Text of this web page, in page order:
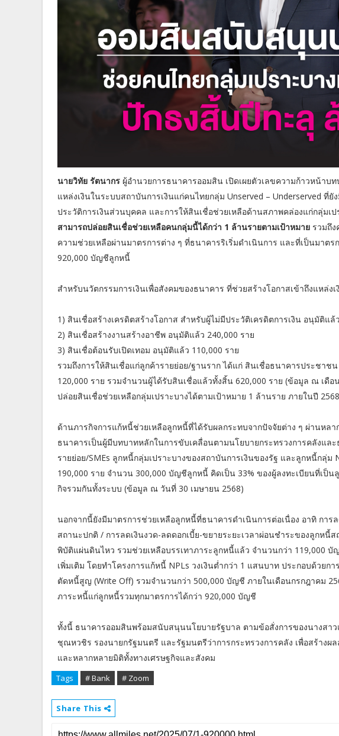
นายวิทัย รัตนากร ผู้อำนวยการธนาคารออมสิน เปิดเผยตัวเลขความก้าวหน้าบ
แหล่งเงินในระบบสถาบันการเงินแก่คนไทยกลุ่ม Unserved – Underserved ที่
ประวัติการเงินส่วนบุคคล และการให้สินเชื่อช่วยเหลือด้านสภาพคล่องแก่กลุ่มเป
สามารถปล่อยสินเชื่อช่วยเหลือคนกลุ่มนี้ได้กว่า 1 ล้านรายตามเป้าหมาย รวมถึ
ความช่วยเหลือผ่านมาตรการต่าง ๆ ที่ธนาคารริเริ่มดำเนินการ และที่เป็นมาต
920,000 บัญชีลูกหนี้
สำหรับนวัตกรรมการเงินเพื่อสังคมของธนาคาร ที่ช่วยสร้างโอกาสเข้าถึงแหล่ง
1) สินเชื่อสร้างเครดิตสร้างโอกาส สำหรับผู้ไม่มีประวัติเครดิตการเงิน อนุมัติแล้
2) สินเชื่อสร้างงานสร้างอาชีพ อนุมัติแล้ว 240,000 ราย
3) สินเชื่อต้อนรับเปิดเทอม อนุมัติแล้ว 110,000 ราย
รวมถึงการให้สินเชื่อแก่ลูกค้ารายย่อย/ฐานราก ได้แก่ สินเชื่อธนาคารประชา
120,000 ราย รวมจำนวนผู้ได้รับสินเชื่อแล้วทั้งสิ้น 620,000 ราย (ข้อมูล ณ เดื
ปล่อยสินเชื่อช่วยเหลือกลุ่มเปราะบางได้ตามเป้าหมาย 1 ล้านราย ภายในปี
ด้านภารกิจการแก้หนี้ช่วยเหลือลูกหนี้ที่ได้รับผลกระทบจากปัจจัยต่าง ๆ ผ่านหล
ธนาคารเป็นผู้มีบทบาทหลักในการขับเคลื่อนตามนโยบายกระทรวงการคลังแล
รายย่อย/SMEs ลูกหนี้กลุ่มเปราะบางของสถาบันการเงินของรัฐ และลูกหนี้กลุ่
190,000 ราย จำนวน 300,000 บัญชีลูกหนี้ คิดเป็น 33% ของผู้ลงทะเบียนที่เป็
กิจรวมกันทั้งระบบ (ข้อมูล ณ วันที่ 30 เมษายน 2568)
นอกจากนี้ยังมีมาตรการช่วยเหลือลูกหนี้ที่ธนาคารดำเนินการต่อเนื่อง อาทิ การ
สถานะปกติ / การลดเงินงวด-ลดดอกเบี้ย-ขยายระยะเวลาผ่อนชำระของลูกหนี้
พิบัติแผ่นดินไหว รวมช่วยเหลือบรรเทาภาระลูกหนี้แล้ว จำนวนกว่า 119,000 บั
เพิ่มเติม โดยทำโครงการแก้หนี้ NPLs วงเงินต่ำกว่า 1 แสนบาท ประกอบด้วย
ตัดหนี้สูญ (Write Off) รวมจำนวนกว่า 500,000 บัญชี ภายในเดือนกรกฎาคม
ภาระหนี้แก่ลูกหนี้รวมทุกมาตรการได้กว่า 920,000 บัญชี
ทั้งนี้ ธนาคารออมสินพร้อมสนับสนุนนโยบายรัฐบาล ตามข้อสั่งการของนางสา
ชุณหวชิร รองนายกรัฐมนตรี และรัฐมนตรีว่าการกระทรวงการคลัง เพื่อสร้างผ
และหลากหลายมิติทั้งทางเศรษฐกิจและสังคม
Tags # Bank # Zoom
Share This